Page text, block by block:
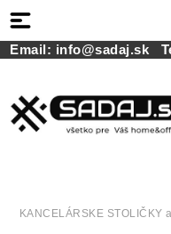
Email: info@sadaj.sk
KANCELÁRSKE STOLIČKY